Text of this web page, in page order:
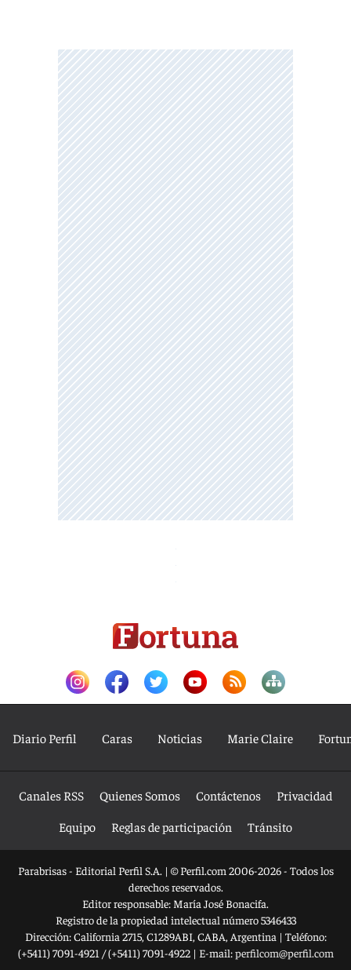
Diario Perfil Caras Noticias Marie Claire
Canales RSS Quienes Somos Contáctenos
Privacidad
Equipo
Reglas de participación Tránsito
Parabrisas - Editorial Perfil S.A. | © Perfil.com 2006-2026 - Todos los
derechos reservados.
Editor responsable: María José Bonacifa.
Registro de la propiedad intelectual número 5346433
Dirección:California 2715, C1289ABI, CABA, Argentina | Teléfono:
(+5411) 7091-4921 /(+5411) 7091-4922| E-mail:perfilcom@perfil.com